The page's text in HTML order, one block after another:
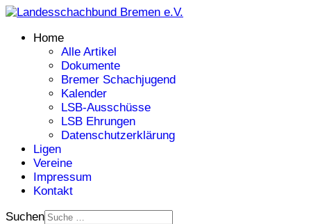
Home
Alle Artikel
Dokumente
Bremer Schachjugend
Kalender
LSB-Ausschüsse
LSB Ehrungen
Datenschutzerklärung
Ligen
Vereine
Impressum
Kontakt
Suchen